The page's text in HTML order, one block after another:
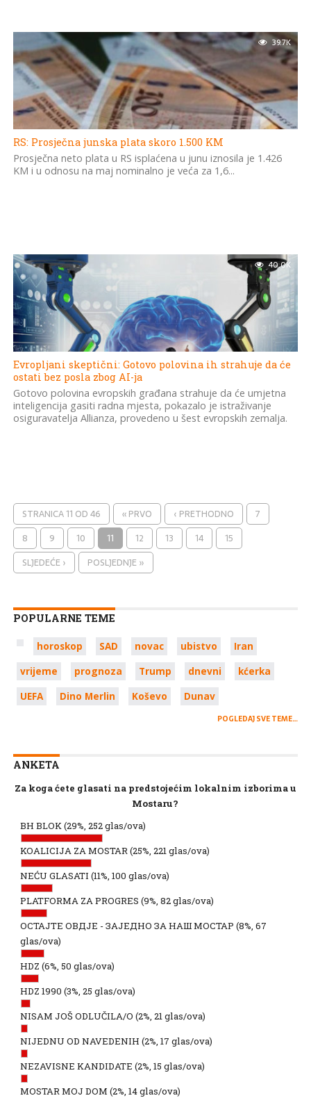
39.7K
RS: Prosječna junska plata skoro 1.500 KM
Prosječna neto plata u RS isplaćena u junu iznosila je 1.426
KM i u odnosu na maj nominalno je veća za 1,6...
40.0K
Evropljani skeptični: Gotovo polovina ih strahuje da će
ostati bez posla zbog AI-ja
Gotovo polovina evropskih građana strahuje da će umjetna
inteligencija gasiti radna mjesta, pokazalo je istraživanje
osiguravatelja Allianza, provedeno u šest evropskih zemalja.
STRANICA 11 OD 46 « PRVO ‹ PRETHODNO
7
8
9 10 11 12 13 14
15
SLJEDEĆE ›
POSLJEDNJE »
POPULARNE TEME
horoskop SAD novac ubistvo
Iran
vrijeme
prognoza Trump dnevni
kćerka
UEFA
Dino Merlin Koševo Dunav
POGLEDAJ SVE TEME…
ANKETA
Za koga ćete glasati na predstojećim lokalnim izborima u
Mostaru?
BH BLOK(29%, 252 glas/ova)
KOALICIJA ZA MOSTAR(25%, 221 glas/ova)
NEĆU GLASATI (11%, 100 glas/ova)
PLATFORMA ZA PROGRES (9%, 82 glas/ova)
ОСТАЈТЕ ОВДЈЕ - ЗАЈЕДНО ЗА НАШ МОСТАР (8%, 67
glas/ova)
HDZ (6%, 50 glas/ova)
HDZ 1990 (3%, 25 glas/ova)
NISAM JOŠ ODLUČILA/O (2%, 21 glas/ova)
NIJEDNU OD NAVEDENIH (2%, 17 glas/ova)
NEZAVISNE KANDIDATE (2%, 15 glas/ova)
MOSTAR MOJ DOM (2%, 14 glas/ova)